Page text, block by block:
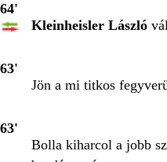
64'
Kleinheisler László
63'
Jön a mi titkos
63'
Bolla kiharcol a jobb